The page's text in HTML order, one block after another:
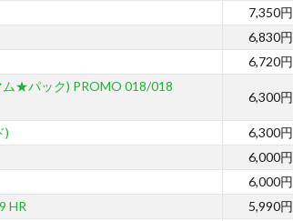
7,350円
6,830円
6,720円
ム★パック) PROMO 018/018
6,300円
)
6,300円
6,000円
6,000円
HR
5,990円